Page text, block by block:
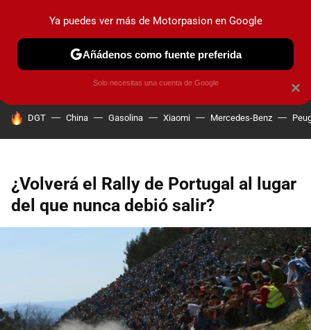
PRUEBAS COCHES ELÉCTRICOS OBSERVATORIO
HOY SE HABLA DE
DGT China Gasolina Xiaomi Mercedes-Benz
¿Volverá el Rally de Portugal al lugar
del que nunca debió salir?
×
Ya puedes ver más de Motorpasion en Google
Añádenos como fuente preferida
Solo necesitas una cuenta de Google